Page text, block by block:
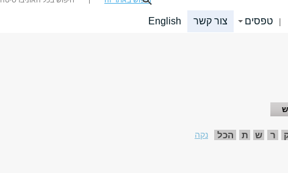
| טפסים צור קשר English
ר ש ת הכל נקה